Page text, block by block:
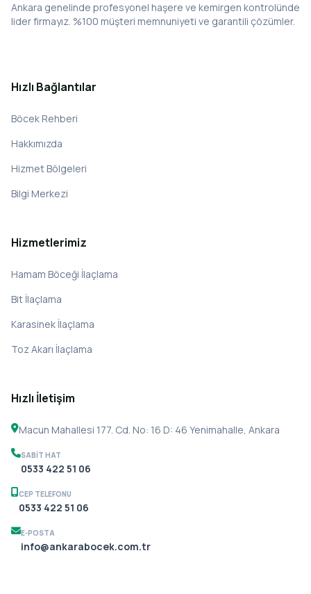
Ankara genelinde profesyonel haşere ve kemirgen kontrolünde
lider firmayız. %100 müşteri memnuniyeti ve garantili çözümler.
Hızlı Bağlantılar
Böcek Rehberi
Hakkımızda
Hizmet Bölgeleri
Bilgi Merkezi
Hizmetlerimiz
Hamam Böceği İlaçlama
Bit İlaçlama
Karasinek İlaçlama
Toz Akarı İlaçlama
Hızlı İletişim
Macun Mahallesi 177. Cd. No: 16 D: 46 Yenimahalle, Ankara
SABIT HAT
0533 422 51 06
CEP TELEFONU
0533 422 51 06
E-POSTA
info@ankarabocek.com.tr